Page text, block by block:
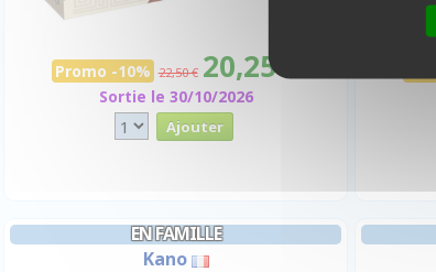
Promo -10% 22,50 € 20,25 €
Sortie le 30/10/2026
EN FAMILLE
Kano